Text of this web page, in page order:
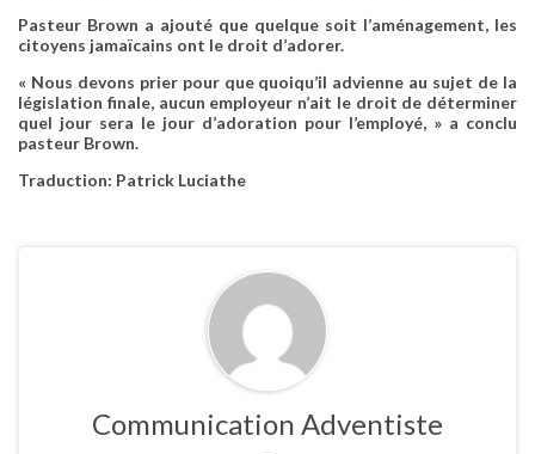
Pasteur Brown a ajouté que quelque soit l’aménagement, les
citoyens jamaïcains ont le droit d’adorer.
« Nous devons prier pour que quoiqu’il advienne au sujet de la
législation finale, aucun employeur n’ait le droit de déterminer
quel jour sera le jour d’adoration pour l’employé, » a conclu
pasteur Brown.
Traduction: Patrick Luciathe
Communication Adventiste